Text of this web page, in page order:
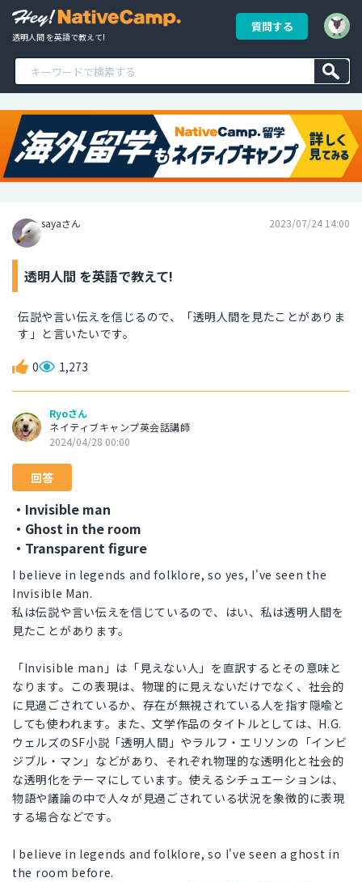
透明人間 を英語で教えて!
質問する
sayaさん 2023/07/24 14:00
透明人間 を英語で教えて!
伝説や言い伝えを信じるので、「透明人間を見たことがありま
す」と言いたいです。
0 1,273
Ryoさん
ネイティブキャンプ英会話講師
2024/04/28 00:00
回答
・Invisible man
・Ghost in the room
・Transparent figure
I believe in legends and folklore, so yes, I've seen the
Invisible Man.
私は伝説や言い伝えを信じているので、はい、私は透明人間を
見たことがあります。
「Invisible man」は「見えない人」を直訳するとその意味と
なります。この表現は、物理的に見えないだけでなく、社会的
に見過ごされているか、存在が無視されている人を指す隠喩と
しても使われます。また、文学作品のタイトルとしては、H.G.
ウェルズのSF小説「透明人間」やラルフ・エリソンの「インビ
ジブル・マン」などがあり、それぞれ物理的な透明化と社会的
な透明化をテーマにしています。使えるシチュエーションは、
物語や議論の中で人々が見過ごされている状況を象徴的に表現
する場合などです。
I believe in legends and folklore, so I've seen a ghost in
the room before.